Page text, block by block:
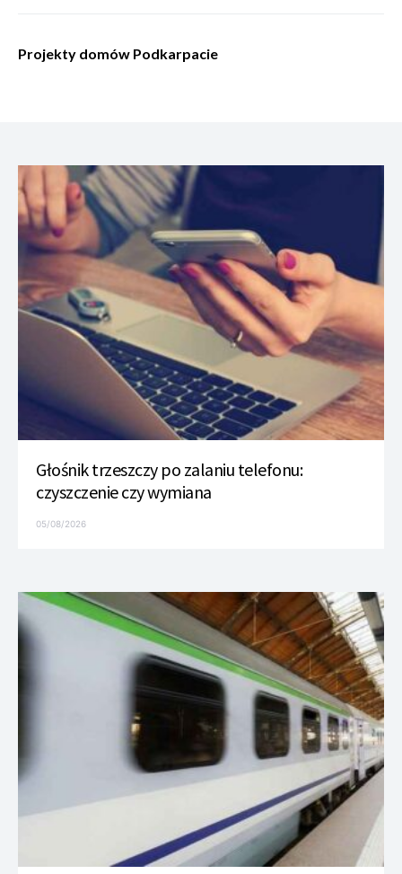
Projekty domów Podkarpacie
Głośnik trzeszczy po zalaniu telefonu:
czyszczenie czy wymiana
05/08/2026